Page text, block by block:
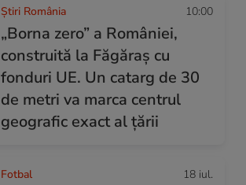
Știri România 10:00
„Borna zero” a României,
construită la Făgăraș cu
fonduri UE. Un catarg de 30
de metri va marca centrul
geografic exact al țării
Fotbal 18 iul.